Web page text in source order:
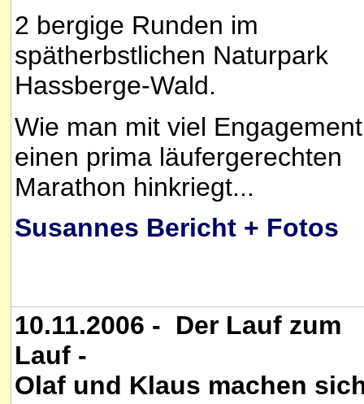
2 bergige Runden im
spätherbstlichen Naturpark
Hassberge-Wald.
Wie man mit viel Engagement
einen prima läufergerechten
Marathon hinkriegt...
Susannes Bericht + Fotos
10.11.2006 - Der Lauf zum
Lauf -
Olaf und Klaus machen